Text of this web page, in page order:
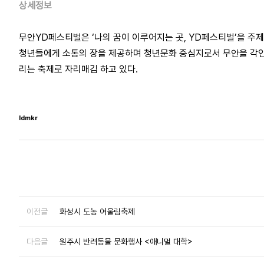
상세정보
무안YD페스티벌은 ‘나의 꿈이 이루어지는 곳, YD페스티벌’을 주
청년들에게 소통의 장을 제공하며 청년문화 중심지로서 무안을
리는 축제로 자리매김 하고 있다.
ldmkr
이전글 화성시 도농 어울림축제
다음글 원주시 반려동물 문화행사 <애니멀 대학>